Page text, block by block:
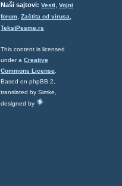
Naši sajtovi: Vesti, Vojni
forum, Zaštita od virusa,
TekstPesme.rs
This content is licensed
under a Creative
Commons License
Based on phpBB 2,
translated by Simke,
designed by